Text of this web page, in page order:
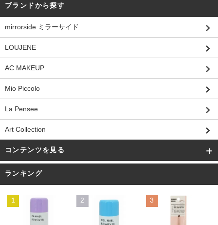
ブランドから探す
mirrorside ミラーサイド
LOUJENE
AC MAKEUP
Mio Piccolo
La Pensee
Art Collection
コンテンツを見る
ランキング
1 2 3